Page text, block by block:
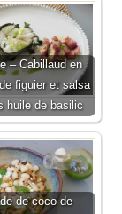
– Cabillaud en
figuier et salsa
huile de basilic
de coco de